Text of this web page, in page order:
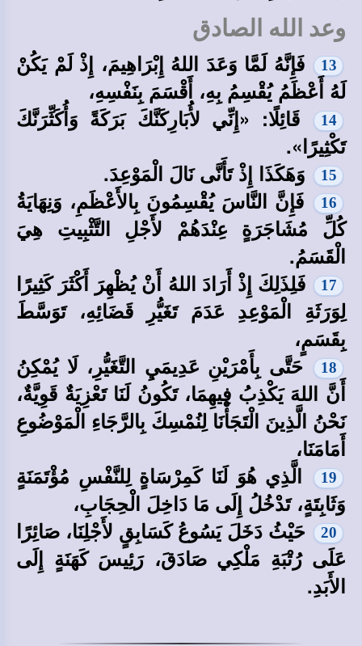
وعد الله الصادق
13
فَإِنَّهُ لَمَّا وَعَدَ اللهُ إِبْرَاهِيمَ، إِذْ لَمْ يَكُنْ
لَهُ أَعْظَمُ يُقْسِمُ بِهِ، أَقْسَمَ بِنَفْسِهِ،
14
قَائِلًا: «إِنِّي لأُبَارِكَنَّكَ بَرَكَةً وَأُكَثِّرَنَّكَ
تَكْثِيرًا».
15 وَهَكَذَا إِذْ تَأَنَّى نَالَ الْمَوْعِدَ.
16
فَإِنَّ النَّاسَ يُقْسِمُونَ بِالأَعْظَمِ، وَنِهَايَةُ
كُلِّ مُشَاجَرَةٍ عِنْدَهُمْ لأَجْلِ التَّثْبِيتِ هِيَ
الْقَسَمُ.
17
فَلِذَلِكَ إِذْ أَرَادَ اللهُ أَنْ يُظْهِرَ أَكْثَرَ كَثِيرًا
لِوَرَثَةِ الْمَوْعِدِ عَدَمَ تَغَيُّرِ قَضَائِهِ، تَوَسَّطَ
بِقَسَمٍ،
18
حَتَّى بِأَمْرَيْنِ عَدِيمَيِ التَّغَيُّرِ، لَا يُمْكِنُ
أَنَّ اللهَ يَكْذِبُ فِيهِمَا، تَكُونُ لَنَا تَعْزِيَةٌ قَوِيَّةٌ،
نَحْنُ الَّذِينَ الْتَجَأْنَا لِنُمْسِكَ بِالرَّجَاءِ الْمَوْضُوعِ
أَمَامَنَا،
19
الَّذِي هُوَ لَنَا كَمِرْسَاةٍ لِلنَّفْسِ مُؤْتَمَنَةٍ
وَثَابِتَةٍ، تَدْخُلُ إِلَى مَا دَاخِلَ الْحِجَابِ،
20
حَيْثُ دَخَلَ يَسُوعُ كَسَابِقٍ لأَجْلِنَا، صَائِرًا
عَلَى رُتْبَةِ مَلْكِي صَادَقَ، رَئِيسَ كَهَنَةٍ إِلَى
الأَبَدِ.